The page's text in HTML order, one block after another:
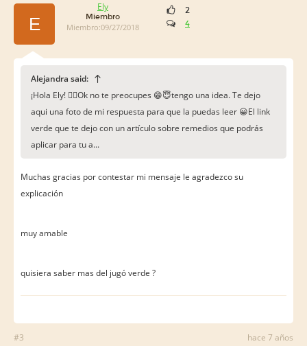
E
Ely
Miembro
Miembro:09/27/2018
2
4
Alejandra said:
¡Hola Ely! 🙋‍♀️Ok no te preocupes 😁😇tengo una idea. Te dejo
aqui una foto de mi respuesta para que la puedas leer 😀El link
verde que te dejo con un artículo sobre remedios que podrás
aplicar para tu a...
Muchas gracias por contestar mi mensaje le agradezco su
explicación
muy amable
quisiera saber mas del jugó verde ?
#3 hace 7 años